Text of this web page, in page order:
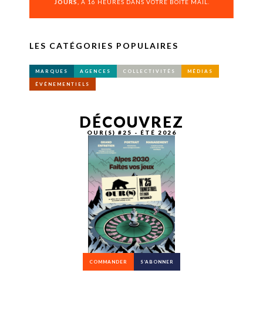
JOURS, À 16 HEURES DANS VOTRE BOÎTE MAIL.
LES CATÉGORIES POPULAIRES
MARQUES AGENCES COLLECTIVITÉS MÉDIAS
ÉVÉNEMENTIELS
DÉCOUVREZ
OUR(S) #25 - ÉTÉ 2026
COMMANDER S’ABONNER